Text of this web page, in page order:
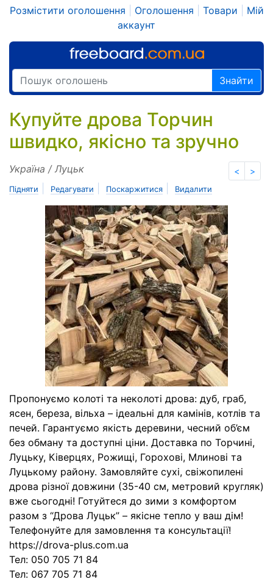
Розмістити оголошення Оголошення Товари
Мій
аккаунт
Знайти
Купуйте дрова Торчин
швидко, якісно та зручно
< >
Україна / Луцьк
Підняти Редагувати Поскаржитися Видалити
Пропонуємо колоті та неколоті дрова: дуб, граб,
ясен, береза, вільха – ідеальні для камінів, котлів та
печей. Гарантуємо якість деревини, чесний об’єм
без обману та доступні ціни. Доставка по Торчині,
Луцьку, Ківерцях, Рожищі, Горохові, Млинові та
Луцькому району. Замовляйте сухі, свіжопилені
дрова різної довжини (35-40 см, метровий кругляк)
вже сьогодні! Готуйтеся до зими з комфортом
разом з “Дрова Луцьк” – якісне тепло у ваш дім!
Телефонуйте для замовлення та консультації!
https://drova-plus.com.ua
Тел: 050 705 71 84
Тел: 067 705 71 84